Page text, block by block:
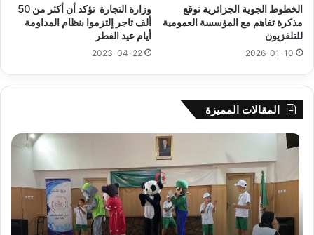
الخطوط الجوية الجزائرية توقع
مذكرة تفاهم مع المؤسسة العمومية
للتلفزيون
2026-01-10
وزارة التجارة تؤكد أن أكثر من 50
ألف تاجر إلتزموا بنظام المداومة
أيام عيد الفطر
2023-04-22
المقالات المميزة
جيجل:
المخيم
لفائدة
الأطفال